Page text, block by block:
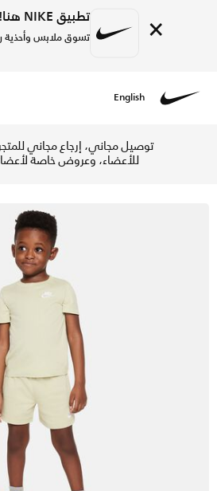
× تطبيق NIKE هنا!
تسوق ملابس وأحذية
English
توصيل مجاني، إرجاع مجاني
للأعضاء، وعروض خاصة